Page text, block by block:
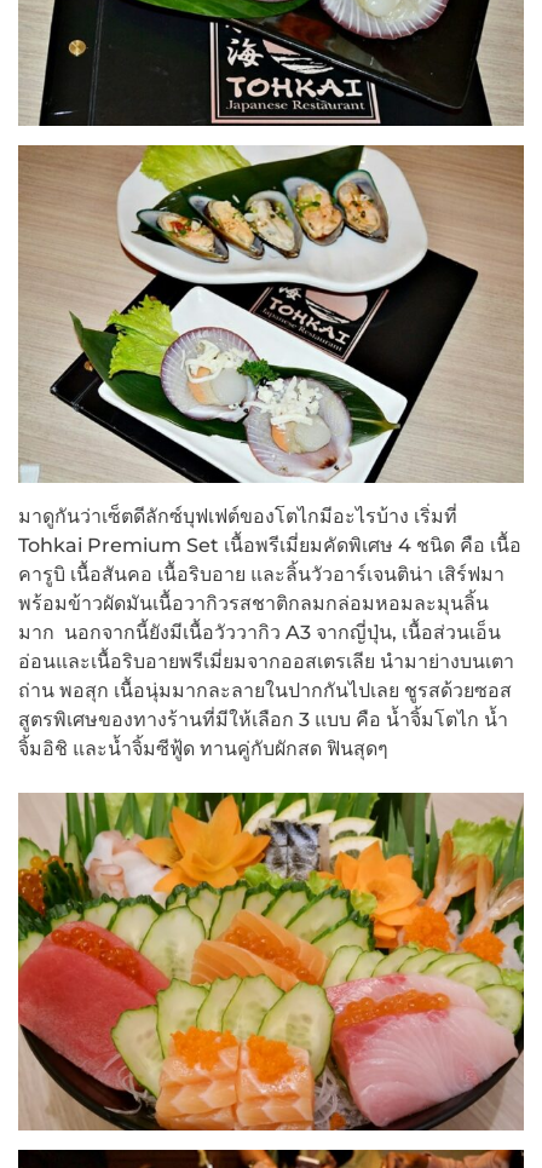
มาดูกันว่าเซ็ตดีลักซ์บุฟเฟต์ของโตไกมีอะไรบ้าง เริ่มที่
Tohkai Premium Set เนื้อพรีเมี่ยมคัดพิเศษ 4 ชนิด คือ เนื้อ
คารูบิ เนื้อสันคอ เนื้อริบอาย และลิ้นวัวอาร์เจนติน่า เสิร์ฟมา
พร้อมข้าวผัดมันเนื้อวากิวรสชาติกลมกล่อมหอมละมุนลิ้น
มาก นอกจากนี้ยังมีเนื้อวัววากิว A3 จากญี่ปุ่น, เนื้อส่วนเอ็น
อ่อนและเนื้อริบอายพรีเมี่ยมจากออสเตรเลีย นำมาย่างบนเตา
ถ่าน พอสุก เนื้อนุ่มมากละลายในปากกันไปเลย ชูรสด้วยซอส
สูตรพิเศษของทางร้านที่มีให้เลือก 3 แบบ คือ น้ำจิ้มโตไก น้ำ
จิ้มอิชิ และน้ำจิ้มซีฟู้ด ทานคู่กับผักสด ฟินสุดๆ